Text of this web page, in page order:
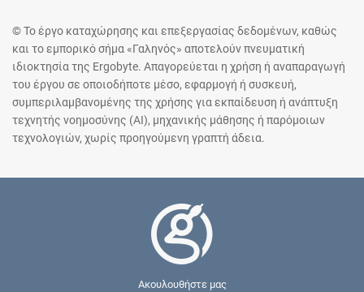
© Το έργο καταχώρησης και επεξεργασίας δεδομένων, καθώς
και το εμπορικό σήμα «Γαληνός» αποτελούν πνευματική
ιδιοκτησία της Ergobyte. Απαγορεύεται η χρήση ή αναπαραγωγή
του έργου σε οποιοδήποτε μέσο, εφαρμογή ή συσκευή,
συμπεριλαμβανομένης της χρήσης για εκπαίδευση ή ανάπτυξη
τεχνητής νοημοσύνης (AI), μηχανικής μάθησης ή παρόμοιων
τεχνολογιών, χωρίς προηγούμενη γραπτή άδεια.
Ακουλουθήστε μας